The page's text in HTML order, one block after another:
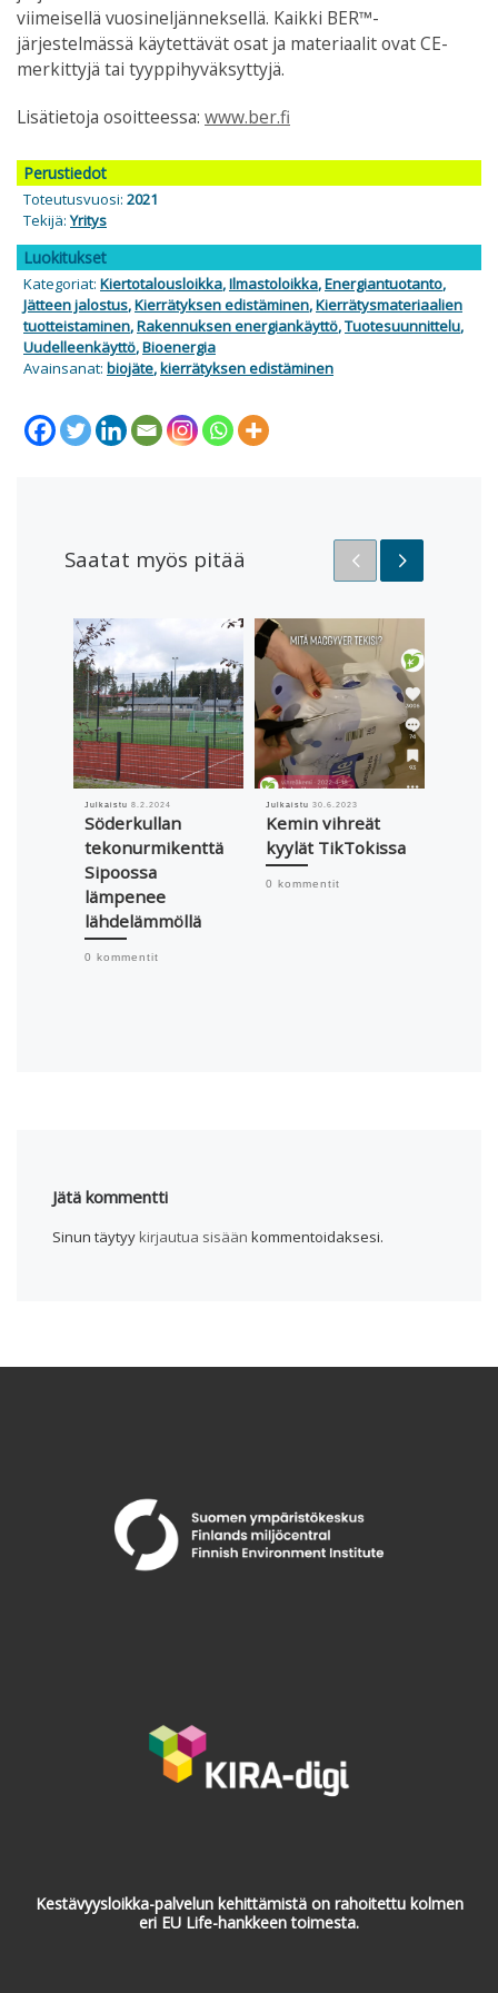
viimeisellä vuosineljänneksellä. Kaikki BER™-
järjestelmässä käytettävät osat ja materiaalit ovat CE-
merkittyjä tai tyyppihyväksyttyjä.
Lisätietoja osoitteessa: www.ber.fi
Saatat myös pitää
Julkaistu8.2.2024
Söderkullan
tekonurmikenttä
Sipoossa
lämpenee
lähdelämmöllä
0 kommentit
Julkaistu30.6.2023
Kemin vihreät
kyylät TikTokissa
0 kommentit
Jätä kommentti
Sinun täytyy kirjautua sisään kommentoidaksesi.
Perustiedot
Toteutusvuosi: 2021
Tekijä:Yritys
Luokitukset
Kategoriat: Kiertotalousloikka,Ilmastoloikka,Energiantuotanto,
Jätteen jalostus,Kierrätyksen edistäminen,Kierrätysmateriaalien
tuotteistaminen,Rakennuksen energiankäyttö,Tuotesuunnittelu,
Uudelleenkäyttö,Bioenergia
Avainsanat: biojäte,kierrätyksen edistäminen
Kestävyysloikka-palvelun kehittämistä on rahoitettu kolmen
eri EU Life-hankkeen toimesta.